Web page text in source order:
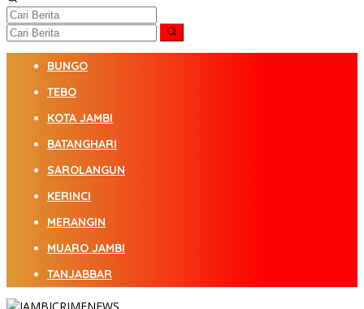
BUNGO
TEBO
KOTA JAMBI
BATANGHARI
SAROLANGUN
KERINCI
MERANGIN
MUARO JAMBI
TANJABBAR